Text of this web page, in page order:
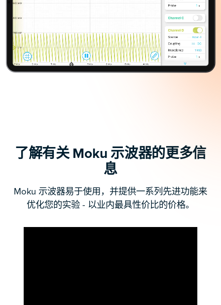
了解有关 Moku 示波器的更多信
息
Moku 示波器易于使用，并提供一系列先进功能来
优化您的实验 - 以业内最具性价比的价格。